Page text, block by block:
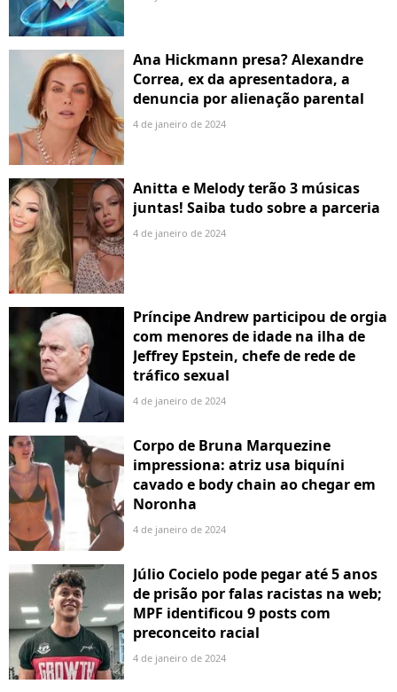
Ana Hickmann presa? Alexandre
Correa, ex da apresentadora, a
denuncia por alienação parental
4 de janeiro de 2024
Anitta e Melody terão 3 músicas
juntas! Saiba tudo sobre a parceria
4 de janeiro de 2024
Príncipe Andrew participou de orgia
com menores de idade na ilha de
Jeffrey Epstein, chefe de rede de
tráfico sexual
4 de janeiro de 2024
Corpo de Bruna Marquezine
impressiona: atriz usa biquíni
cavado e body chain ao chegar em
Noronha
4 de janeiro de 2024
Júlio Cocielo pode pegar até 5 anos
de prisão por falas racistas na web;
MPF identificou 9 posts com
preconceito racial
4 de janeiro de 2024